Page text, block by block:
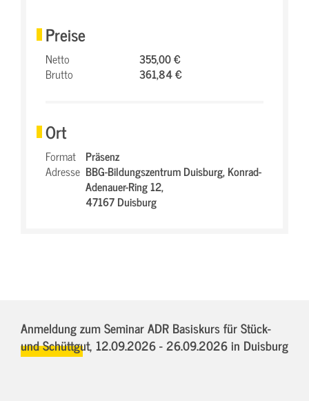
Preise
Netto
355,00 €
Brutto
361,84 €
Ort
Format Präsenz
Adresse BBG-Bildungszentrum Duisburg,Konrad-
Adenauer-Ring 12,
47167 Duisburg
Anmeldung zum Seminar ADR Basiskurs für Stück-
und Schüttgut, 12.09.2026 - 26.09.2026in Duisburg